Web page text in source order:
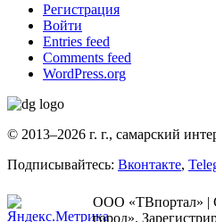
Регистрация
Войти
Entries feed
Comments feed
WordPress.org
© 2013–2026 г. г., самарский
Подписывайтесь: Вконтакте,
ООО «ТВпортал» |
город».